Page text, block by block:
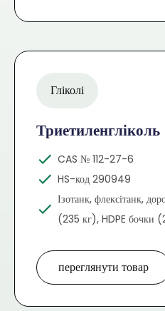
Гліколі
CAS № 112-27-6
HS-код 290949
Ізотанк, флексітанк,
(235 кг), HDPE бочки
переглянути товар